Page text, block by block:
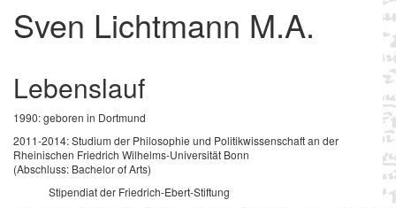
Sven Lichtmann M.A.
Lebenslauf
1990: geboren in Dortmund
2011-2014: Studium der Philosophie und Politikwissenschaft an der
Rheinischen Friedrich Wilhelms-Universität Bonn
(Abschluss: Bachelor of Arts)
Stipendiat der Friedrich-Ebert-Stiftung